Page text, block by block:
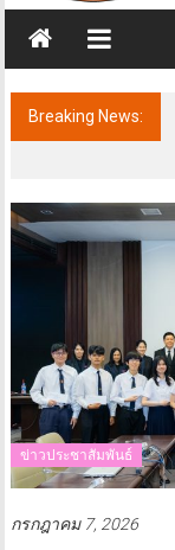
วส์
ฟรี
แลน
เซอร์
Breaking News:
ข่าวประชาสัมพันธ์
กรกฎาคม 7, 2026